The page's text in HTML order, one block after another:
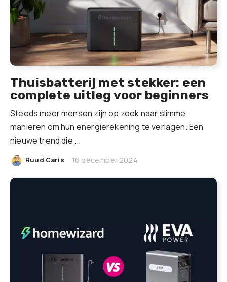
Thuisbatterij met stekker: een
complete uitleg voor beginners
Steeds meer mensen zijn op zoek naar slimme
manieren om hun energierekening te verlagen. Een
nieuwe trend die ...
Ruud Caris 16 december 2024